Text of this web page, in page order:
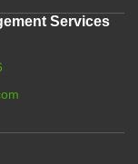
Services